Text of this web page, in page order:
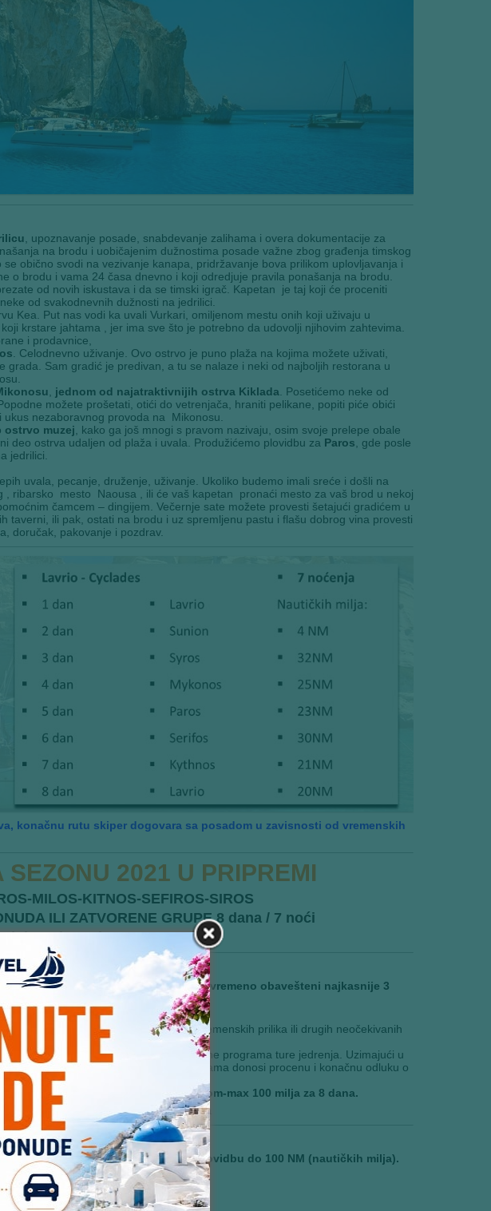
, upoznavanje posade, snabdevanje zalihama i overa dokumentacije za
na brodu i uobičajenim dužnostima posade važne zbog građenja timskog
obično svodi na vezivanje kanapa, pridržavanje bova prilikom uplovljavanja i
o brodu i vama 24 časa dnevno i koji odredjuje pravila ponašanja na brodu.
od novih iskustava i da se timski igrač. Kapetan je taj koji će proceniti
od svakodnevnih dužnosti na jedrilici.
Kea. Put nas vodi ka uvali Vurkari, omiljenom mestu onih koji uživaju u
krstare jahtama , jer ima sve što je potrebno da udovolji njihovim zahtevima.
i prodavnice,
. Celodnevno uživanje. Ovo ostrvo je puno plaža na kojima možete uživati,
grada. Sam gradić je predivan, a tu se nalaze i neki od najboljih restorana u
jednom od najatraktivnijih ostrva Kiklada . Posetićemo neke od
možete prošetati, otići do vetrenjača, hraniti pelikane, popiti piće obići
ukus nezaboravnog provoda na Mikonosu.
ostrvo muzej , kako ga još mnogi s pravom nazivaju, osim svoje prelepe obale
deo ostrva udaljen od plaža i uvala. Produžićemo plovidbu za Paros , gde posle
jedrilici.
uvala, pecanje, druženje, uživanje. Ukoliko budemo imali sreće i došli na
, ribarsko mesto Naousa , ili će vaš kapetan pronaći mesto za vaš brod u nekoj
čamcem – dingijem. Večernje sate možete provesti šetajući gradićem u
taverni, ili pak, ostati na brodu i uz spremljenu pastu i flašu dobrog vina provesti
doručak, pakovanje i pozdrav.
konačnu rutu skiper dogovara sa posadom u zavisnosti od vremenskih
SEZONU 2021 U PRIPREMI
MILOS-KITNOS-SEFIROS-SIROS
ILI ZATVORENE GRUPE 8 dana / 7 noći
u pripremi LETO 2021
MILOS- o čemu će putnici biti blagovremeno obavešteni najkasnije 3
zavisnosti od vremenskih uslova.
koje mogu nastati usled nepovoljnih vremenskih prilika ili drugih neočekivanih
plovidbe.
već jedino mogu biti uzrok promene programa ture jedrenja. Uzimajući u
skipper-kapetan u svim situacijama donosi procenu i konačnu odluku o
biraju sami u dogovoru sa kapetanom-max 100 milja za 8 dana.
pravilnikom partnerskih čarter kompanija
za 8 dana su iskazane po osobi za plovidbu do 100 NM (nautičkih milja).
proširiti uz doplatu.
mesta iskrcavanja